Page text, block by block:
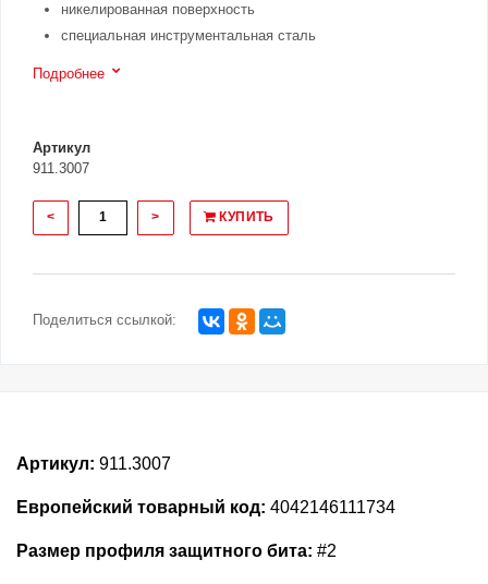
никелированная поверхность
специальная инструментальная сталь
Подробнее
Артикул
911.3007
< > КУПИТЬ
Поделиться ссылкой:
Артикул: 911.3007
Европейский товарный код: 4042146111734
Размер профиля защитного бита: #2